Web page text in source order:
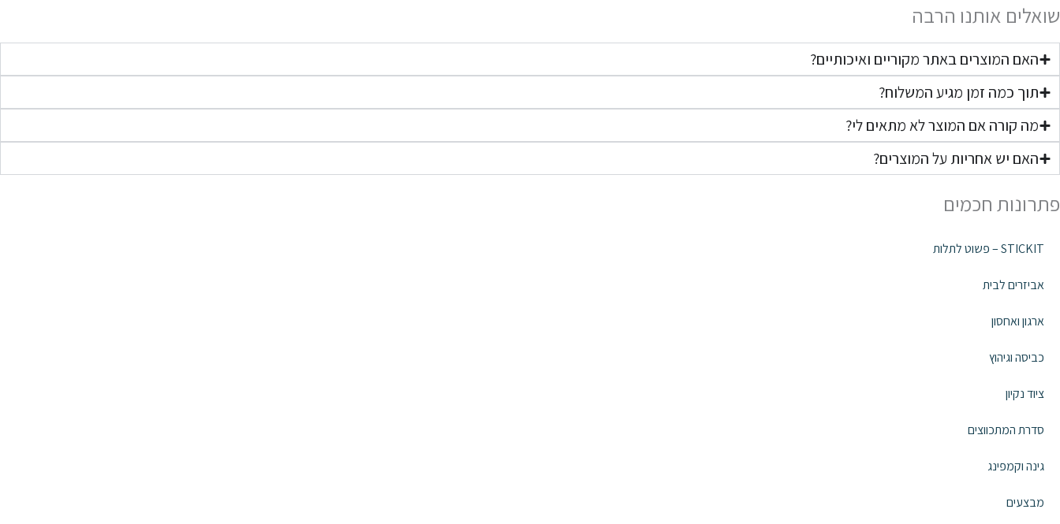
שואלים אותנו הרבה
האם המוצרים באתר מקוריים ואיכותיים?
תוך כמה זמן מגיע המשלוח?
מה קורה אם המוצר לא מתאים לי?
האם יש אחריות על המוצרים?
פתרונות חכמים
STICKIT – פשוט לתלות
אביזרים לבית
ארגון ואחסון
כביסה וגיהוץ
ציוד נקיון
סדרת המתכווצים
גינה וקמפינג
מבצעים